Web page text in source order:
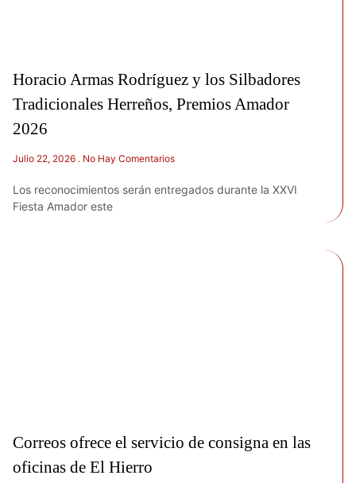
Horacio Armas Rodríguez y los Silbadores
Tradicionales Herreños, Premios Amador
2026
Julio 22, 2026 No Hay Comentarios
Los reconocimientos serán entregados durante la XXVI
Fiesta Amador este
Correos ofrece el servicio de consigna en las
oficinas de El Hierro